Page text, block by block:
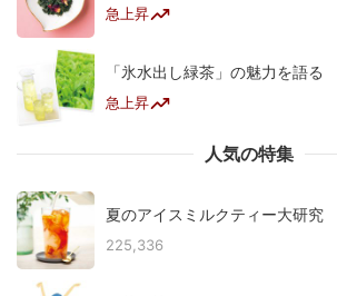
急上昇
「氷水出し緑茶」の魅力を語る
急上昇
人気の特集
夏のアイスミルクティー大研究
225,336